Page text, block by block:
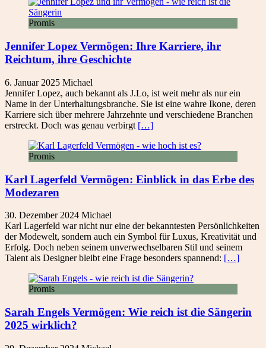
Promis
Jennifer Lopez Vermögen: Ihre Karriere, ihr
Reichtum, ihre Geschichte
6. Januar 2025 Michael
Jennifer Lopez, auch bekannt als J.Lo, ist weit mehr als nur ein
Name in der Unterhaltungsbranche. Sie ist eine wahre Ikone, deren
Karriere sich über mehrere Jahrzehnte und verschiedene Branchen
erstreckt. Doch was genau verbirgt […]
Promis
Karl Lagerfeld Vermögen: Einblick in das Erbe des
Modezaren
30. Dezember 2024 Michael
Karl Lagerfeld war nicht nur eine der bekanntesten Persönlichkeiten
der Modewelt, sondern auch ein Symbol für Luxus, Kreativität und
Erfolg. Doch neben seinem unverwechselbaren Stil und seinem
Talent als Designer bleibt eine Frage besonders spannend: […]
Promis
Sarah Engels Vermögen: Wie reich ist die Sängerin
2025 wirklich?